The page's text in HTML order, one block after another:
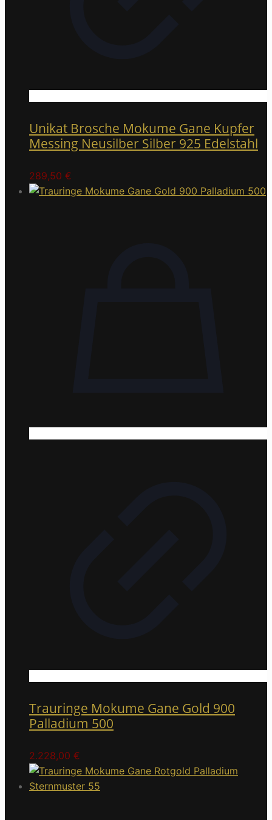
Unikat Brosche Mokume Gane Kupfer
Messing Neusilber Silber 925 Edelstahl
289,50 €
Trauringe Mokume Gane Gold 900
Palladium 500
2.228,00 €